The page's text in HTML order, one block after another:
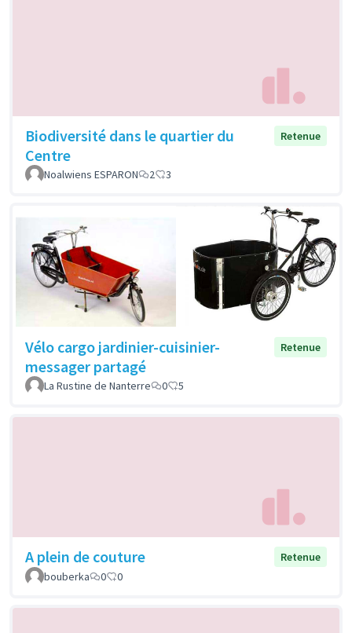
Biodiversité dans le quartier du
Centre
Retenue
Noalwiens ESPARON 2 3
Vélo cargo jardinier-cuisinier-
messager partagé
Retenue
La Rustine de Nanterre 0 5
A plein de couture
Retenue
bouberka
0 0